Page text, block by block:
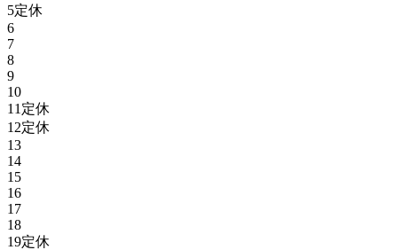
5定休
6
7
8
9
10
11 定休
12定休
13
14
15
16
17
18
19定休